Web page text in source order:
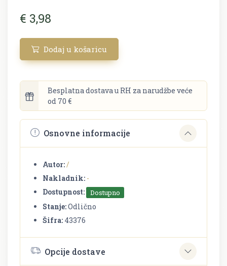
€ 3,98
Dodaj u košaricu
Besplatna dostava u RH za narudžbe veće
od 70 €
Osnovne informacije
Autor:/
Nakladnik: -
Dostupnost:
Dostupno
Stanje:Odlično
Šifra: 43376
Opcije dostave